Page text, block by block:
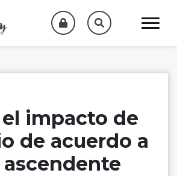
el impacto de
de acuerdo a